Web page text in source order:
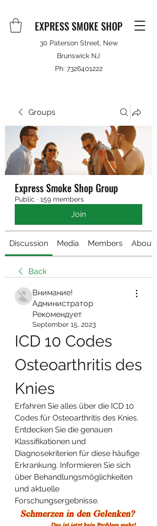
EXPRESS SMOKE SHOP
30 Paterson Street, New
Brunswick NJ
Ph: 7326401222
Groups
Express Smoke Shop Group
Public · 159 members
Join
Discussion Media Members About
Back
Внимание!
Администратор
Рекомендует
September 15, 2023
ICD 10 Codes
Osteoarthritis des
Knies
Erfahren Sie alles über die ICD 10
Codes für Osteoarthritis des Knies.
Entdecken Sie die genauen
Klassifikationen und
Diagnosekriterien für diese häufige
Erkrankung. Informieren Sie sich
über Behandlungsmöglichkeiten
und aktuelle
Forschungsergebnisse.